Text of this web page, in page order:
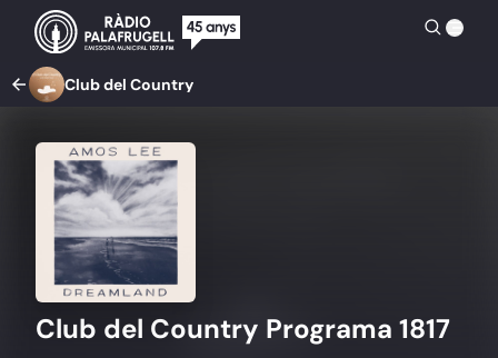
Club del Country
Club del Country Programa 1817